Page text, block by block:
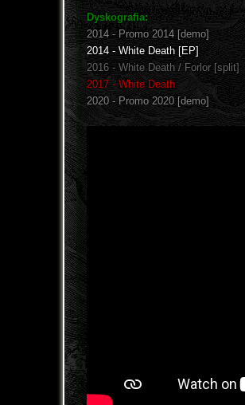
Dyskografia:
2014 - Promo 2014 [demo]
2014 - White Death [EP]
2016 - White Death / Forlor [split]
2017 - White Death
2020 - Promo 2020 [demo]